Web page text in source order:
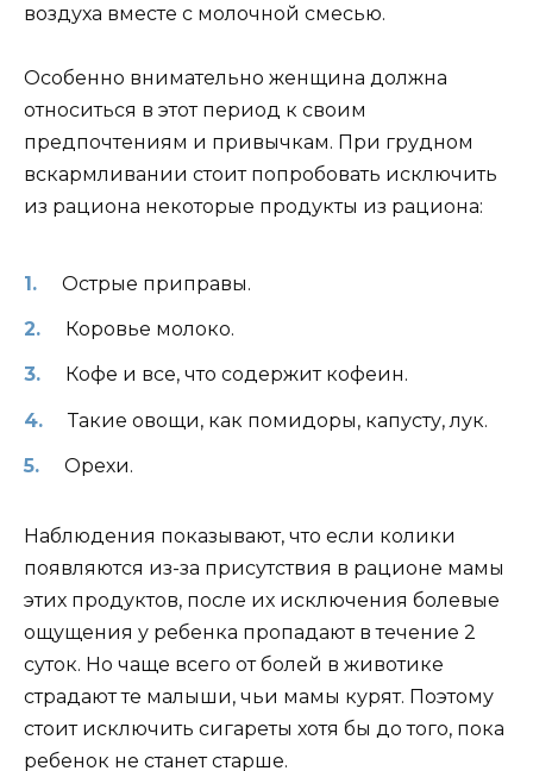
воздуха вместе с молочной смесью.
Особенно внимательно женщина должна
относиться в этот период к своим
предпочтениям и привычкам. При грудном
вскармливании стоит попробовать исключить
из рациона некоторые продукты из рациона:
Острые приправы.
Коровье молоко.
Кофе и все, что содержит кофеин.
Такие овощи, как помидоры, капусту, лук.
Орехи.
Наблюдения показывают, что если колики
появляются из-за присутствия в рационе мамы
этих продуктов, после их исключения болевые
ощущения у ребенка пропадают в течение 2
суток. Но чаще всего от болей в животике
страдают те малыши, чьи мамы курят. Поэтому
стоит исключить сигареты хотя бы до того, пока
ребенок не станет старше.